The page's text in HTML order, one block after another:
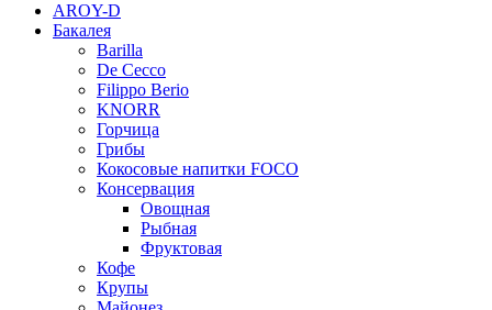
AROY-D
Бакалея
Barilla
De Cecco
Filippo Berio
KNORR
Горчица
Грибы
Кокосовые напитки FOCO
Консервация
Овощная
Рыбная
Фруктовая
Кофе
Крупы